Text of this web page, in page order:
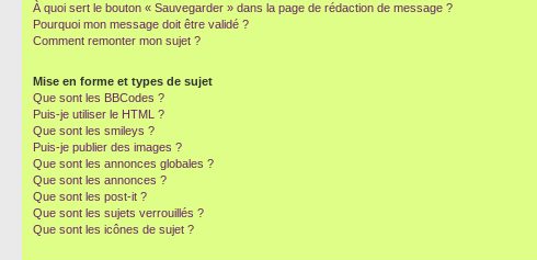
À quoi sert le bouton « Sauvegarder » dans la page de rédaction de message ?
Pourquoi mon message doit être validé ?
Comment remonter mon sujet ?
Mise en forme et types de sujet
Que sont les BBCodes ?
Puis-je utiliser le HTML ?
Que sont les smileys ?
Puis-je publier des images ?
Que sont les annonces globales ?
Que sont les annonces ?
Que sont les post-it ?
Que sont les sujets verrouillés ?
Que sont les icônes de sujet ?